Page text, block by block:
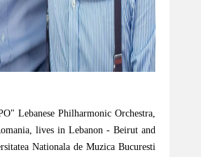
Lebanese Philharmonic Orchestra,
lives in Lebanon - Beirut and
Nationala de Muzica Bucuresti.